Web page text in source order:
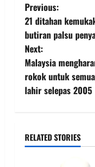
Previous:
21 ditahan
butiran palsu
Next:
Malaysia
rokok untuk
lahir selepas 2005
RELATED STORIES